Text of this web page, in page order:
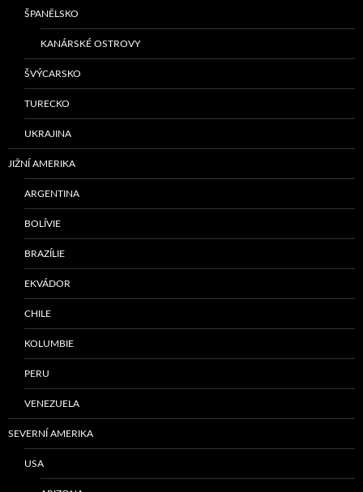
ŠPANĚLSKO
KANÁRSKÉ OSTROVY
ŠVÝCARSKO
TURECKO
UKRAJINA
JIŽNÍ AMERIKA
ARGENTINA
BOLÍVIE
BRAZÍLIE
EKVÁDOR
CHILE
KOLUMBIE
PERU
VENEZUELA
SEVERNÍ AMERIKA
USA